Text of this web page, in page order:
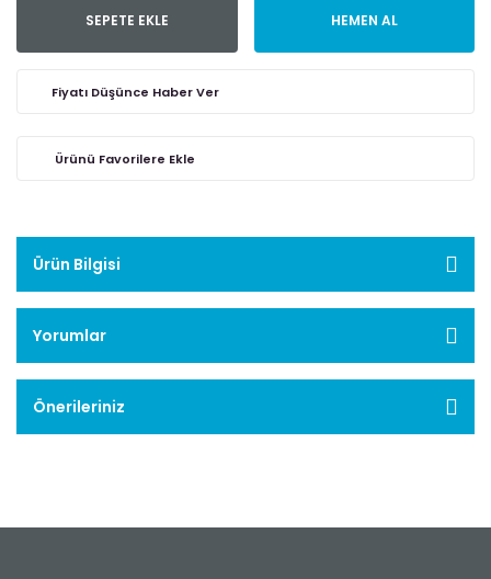
SEPETE EKLE HEMEN AL
Fiyatı Düşünce Haber Ver
Ürün Bilgisi
Yorumlar
Önerileriniz